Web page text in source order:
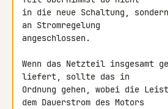
in die neue Schaltung,
an Stromregelung
angeschlossen.
Wenn das Netzteil insgesamt
liefert, sollte das in
Ordnung gehen, wobei die
dem Dauerstrom des Motors